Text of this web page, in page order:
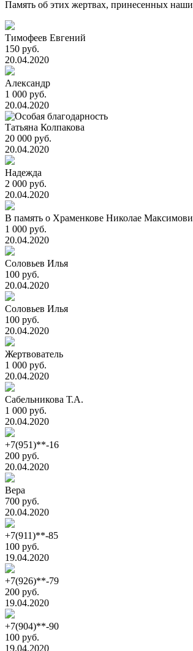
Память об этих жертвах, принесенных
Тимофеев Евгений
150 руб.
20.04.2020
Александр
1 000 руб.
20.04.2020
Татьяна Колпакова
20 000 руб.
20.04.2020
Надежда
2 000 руб.
20.04.2020
В память о Храменкове Николае
1 000 руб.
20.04.2020
Соловьев Илья
100 руб.
20.04.2020
Соловьев Илья
100 руб.
20.04.2020
Жертвователь
1 000 руб.
20.04.2020
Сабельникова Т.А.
1 000 руб.
20.04.2020
+7(951)**-16
200 руб.
20.04.2020
Вера
700 руб.
20.04.2020
+7(911)**-85
100 руб.
19.04.2020
+7(926)**-79
200 руб.
19.04.2020
+7(904)**-90
100 руб.
19.04.2020